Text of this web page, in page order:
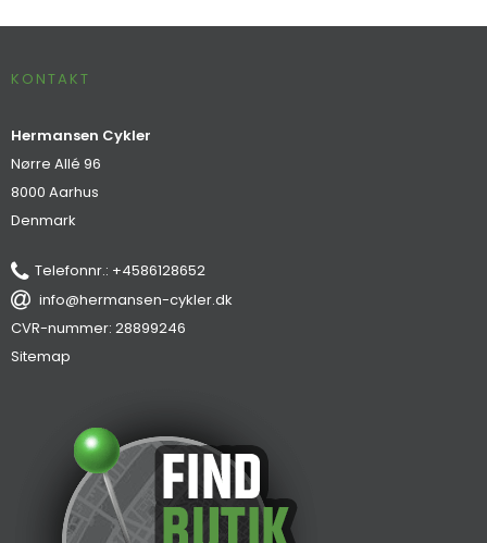
KONTAKT
Hermansen Cykler
Nørre Allé 96
8000 Aarhus
Denmark
Telefonnr.: +4586128652
info@hermansen-cykler.dk
CVR-nummer: 28899246
Sitemap